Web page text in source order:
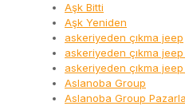
Aşk Bitti
Aşk Yeniden
askeriyeden çıkma jeep
askeriyeden çıkma
askeriyeden çıkma
Aslanoba Group
Aslanoba Group